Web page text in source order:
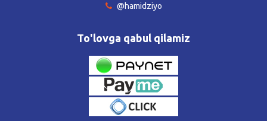
@hamidziyo
To'lovga qabul qilamiz